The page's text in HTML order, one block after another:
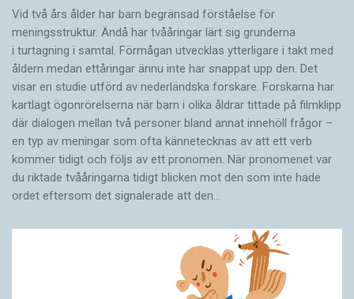
Vid två års ålder har barn begränsad förståelse för
meningsstruktur. Ändå har tvååringar lärt sig grunderna
i turtagning i samtal. Förmågan utvecklas ytterligare i takt med
åldern medan ettåringar ännu inte har snappat upp den. Det
visar en studie utförd av nederländska forskare. Forskarna har
kartlagt ögonrörelserna när barn i olika åldrar tittade på filmklipp
där dialogen mellan två personer bland annat innehöll frågor –
en typ av meningar som ofta kännetecknas av att ett verb
kommer tidigt och följs av ett pronomen. När pronomenet var
du riktade tvååringarna tidigt blicken mot den som inte hade
ordet eftersom det ­signalerade att den…